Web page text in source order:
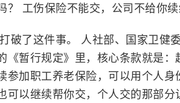
？ 工伤保险不能交，公司不给你续
破了这件事。 人社部、国家卫健
《暂行规定》里，核心条款就是
参加职工养老保险，可以用个人
可以继续帮你交，个人交的那部分